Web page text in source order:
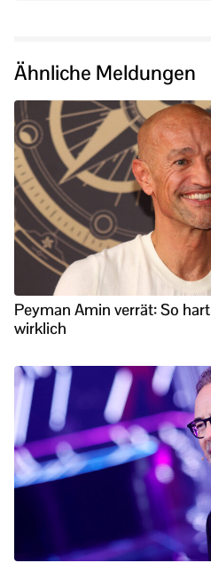
Ähnliche Meldungen
Peyman Amin verrät: So
wirklich